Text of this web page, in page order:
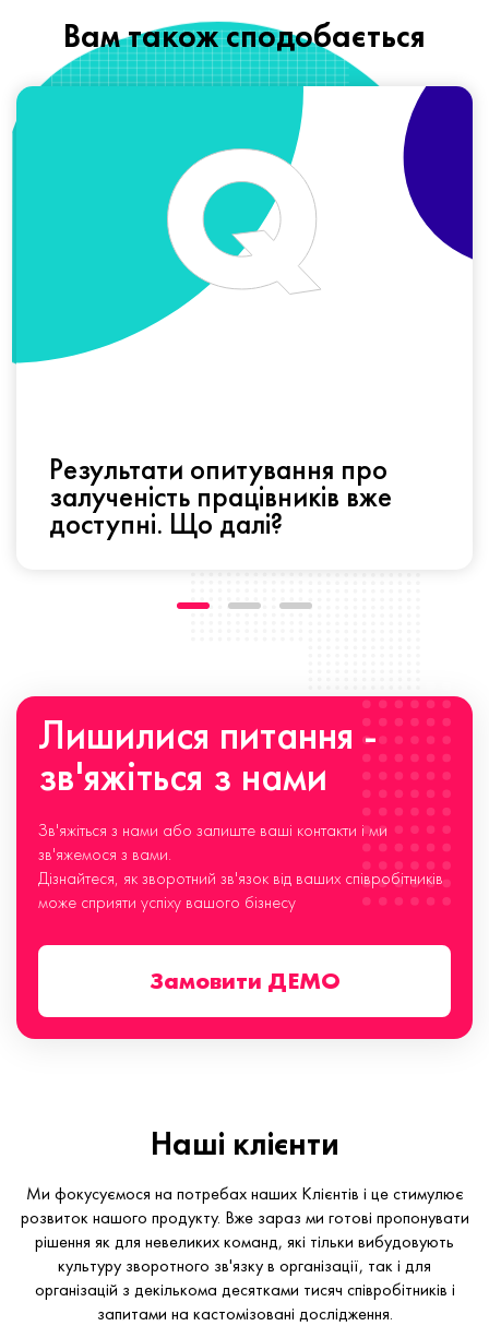
Вам також сподобається
Результати опитування про
залученість працівників вже
доступні. Що далі?
Лишилися питання -
зв'яжіться з нами
Зв'яжіться з нами або залиште ваші контакти і ми
зв'яжемося з вами.
Дізнайтеся, як зворотний зв'язок від ваших співробітників
може сприяти успіху вашого бізнесу
Замовити ДЕМО
Наші клієнти
Ми фокусуємося на потребах наших Клієнтів і це стимулює
розвиток нашого продукту. Вже зараз ми готові пропонувати
рішення як для невеликих команд, які тільки вибудовують
культуру зворотного зв'язку в організації, так і для
організацій з декількома десятками тисяч співробітників і
запитами на кастомізовані дослідження.